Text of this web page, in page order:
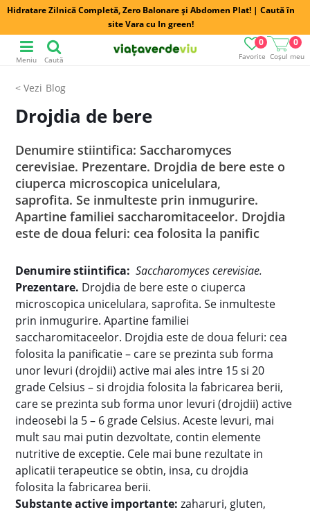
Hidratare Zilnică Completă, Zero Balonare și Abdomen Plat! | Caută în
site Vara cu In green!
Favorite
0
Coșul meu
0
Meniu Caută
Blog
Drojdia de bere
Denumire stiintifica: Saccharomyces
cerevisiae. Prezentare. Drojdia de bere este o
ciuperca microscopica unicelulara,
saprofita. Se inmulteste prin inmugurire.
Apartine familiei saccharomitaceelor. Drojdia
este de doua feluri: cea folosita la panific
Denumire stiintifica: Saccharomyces cerevisiae.
Prezentare. Drojdia de bere este o ciuperca
microscopica unicelulara, saprofita. Se inmulteste
prin inmugurire. Apartine familiei
saccharomitaceelor. Drojdia este de doua feluri: cea
folosita la panificatie – care se prezinta sub forma
unor levuri (drojdii) active mai ales intre 15 si 20
grade Celsius – si drojdia folosita la fabricarea berii,
care se prezinta sub forma unor levuri (drojdii) active
indeosebi la 5 – 6 grade Celsius. Aceste levuri, mai
mult sau mai putin dezvoltate, contin elemente
nutritive de exceptie. Cele mai bune rezultate in
aplicatii terapeutice se obtin, insa, cu drojdia
folosita la fabricarea berii.
Substante active importante:zaharuri, gluten,